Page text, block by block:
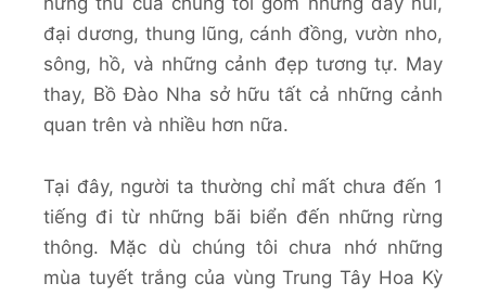
đại dương, thung lũng, cánh đồng, vườn nho,
sông, hồ, và những cảnh đẹp tương tự. May
thay, Bồ Đào Nha sở hữu tất cả những cảnh
quan trên và nhiều hơn nữa.
Tại đây, người ta thường chỉ mất chưa đến 1
tiếng đi từ những bãi biển đến những rừng
thông. Mặc dù chúng tôi chưa nhớ những
mùa tuyết trắng của vùng Trung Tây Hoa Kỳ